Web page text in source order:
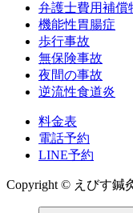
弁護士費用補償
機能性胃腸症
歩行事故
無保険事故
夜間の事故
逆流性食道炎
料金表
電話予約
LINE予約
Copyright © えびす鍼